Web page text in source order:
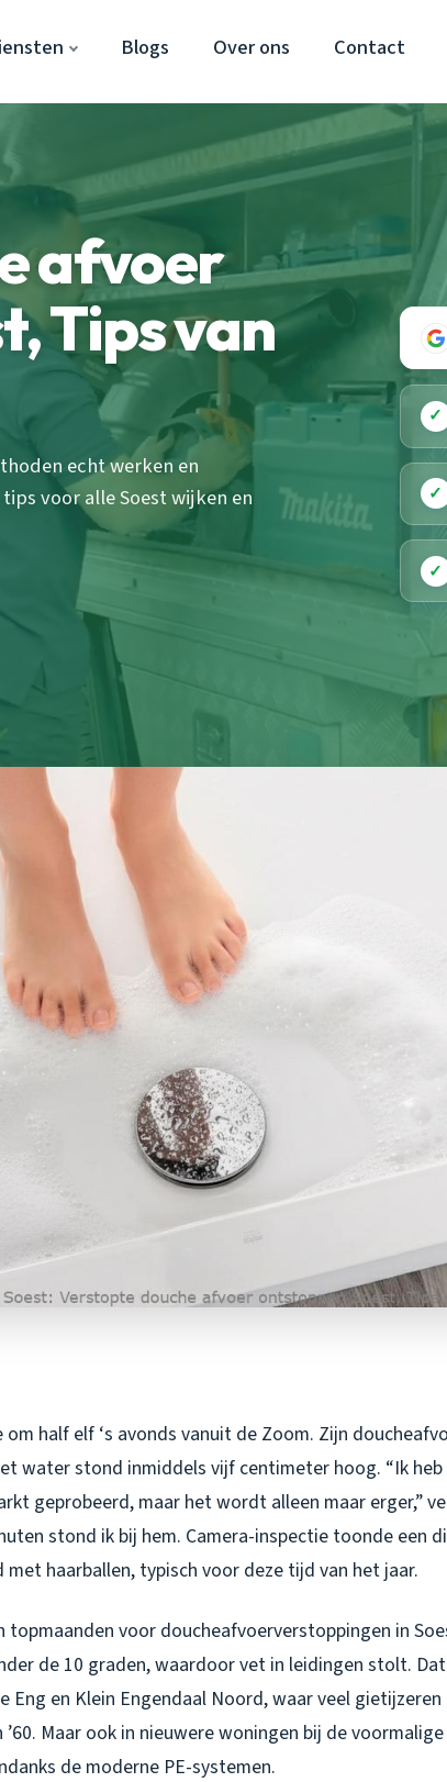
Blogs Over ons Contact
afvoer
Tips van
echt werken en
voor alle Soest wijken en
✓
✓
✓
om half elf ‘s avonds vanuit de Zoom. Zijn
water stond inmiddels vijf centimeter hoog. “Ik heb
geprobeerd, maar het wordt alleen maar erger,”
stond ik bij hem. Camera-inspectie toonde een
haarballen, typisch voor deze tijd van het jaar.
topmaanden voor doucheafvoerverstoppingen in
de 10 graden, waardoor vet in leidingen stolt.
Eng en Klein Engendaal Noord, waar veel gietijzeren
Maar ook in nieuwere woningen bij de
de moderne PE-systemen.